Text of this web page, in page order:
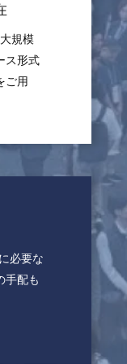
規模
ス形式
ご用
必要な
手配も